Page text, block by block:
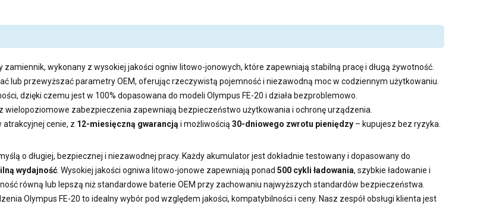
zamiennik, wykonany z wysokiej jakości ogniw litowo-jonowych, które zapewniają stabilną pracę i długą żywotność.
lub przewyższać parametry OEM, oferując rzeczywistą pojemność i niezawodną moc w codziennym użytkowaniu.
dzięki czemu jest w 100% dopasowana do modeli Olympus FE-20 i działa bezproblemowo.
zabezpieczenia zapewniają bezpieczeństwo użytkowania i ochronę urządzenia.
atrakcyjnej cenie, z 12-miesięczną gwarancją i możliwością 30-dniowego zwrotu pieniędzy – kupujesz bez ryzyka.
o długiej, bezpiecznej i niezawodnej pracy. Każdy akumulator jest dokładnie testowany i dopasowany do
wydajność . Wysokiej jakości ogniwa litowo-jonowe zapewniają ponad 500 cykli ładowania, szybkie ładowanie i
równą lub lepszą niż standardowe baterie OEM przy zachowaniu najwyższych standardów bezpieczeństwa.
Olympus FE-20 to idealny wybór pod względem jakości, kompatybilności i ceny. Nasz zespół obsługi klienta jest